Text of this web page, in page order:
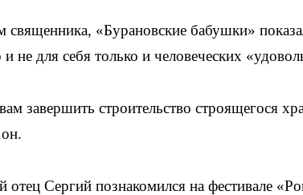
священника, «Бурановские бабушки»
не для себя только и человеческих
завершить строительство строящегося
отец Сергий познакомился на фестивале